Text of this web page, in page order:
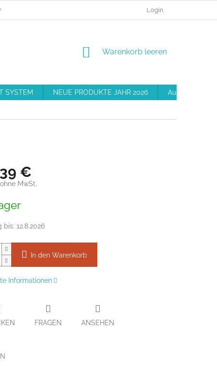
BESTELLUNG BESCHWERDEVERFAHREN
Login
WARENKORB
Warenkorb leeren
SYSTEM NEUE PRODUKTE JAHR 2026 Ausrüstung
€
MwSt.
bis: 12.8.2026
In den Warenkorb
Informationen
FRAGEN ANSEHEN